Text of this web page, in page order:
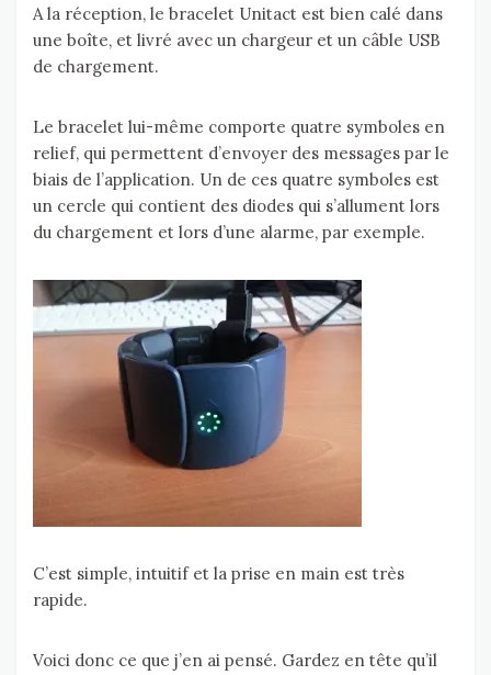
A la réception, le bracelet Unitact est bien calé dans
une boîte, et livré avec un chargeur et un câble USB
de chargement.
Le bracelet lui-même comporte quatre symboles en
relief, qui permettent d’envoyer des messages par le
biais de l’application. Un de ces quatre symboles est
un cercle qui contient des diodes qui s’allument lors
du chargement et lors d’une alarme, par exemple.
C’est simple, intuitif et la prise en main est très
rapide.
Voici donc ce que j’en ai pensé. Gardez en tête qu’il